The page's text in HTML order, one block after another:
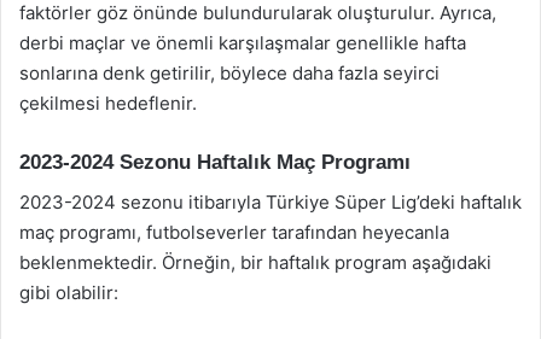
faktörler göz önünde bulundurularak oluşturulur. Ayrıca,
derbi maçlar ve önemli karşılaşmalar genellikle hafta
sonlarına denk getirilir, böylece daha fazla seyirci
çekilmesi hedeflenir.
2023-2024 Sezonu Haftalık Maç Programı
2023-2024 sezonu itibarıyla Türkiye Süper Lig’deki haftalık
maç programı, futbolseverler tarafından heyecanla
beklenmektedir. Örneğin, bir haftalık program aşağıdaki
gibi olabilir: